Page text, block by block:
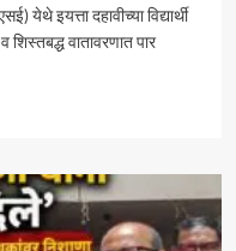
येथे इयत्ता दहावीच्या विद्यार्थी
शिस्तबद्ध वातावरणात पार